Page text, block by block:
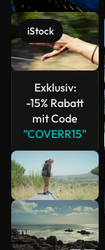
iStock
Exklusiv:
-15% Rabatt
mit Code
"COVERR15"